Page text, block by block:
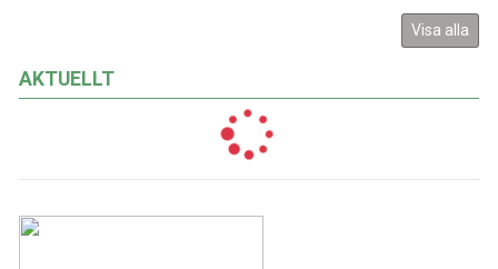
Visa alla
AKTUELLT